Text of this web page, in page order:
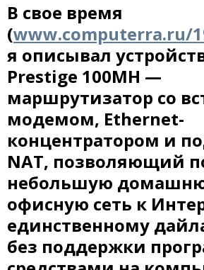
В свое время
(www.computerra.ru/
я описывал
Prestige 100MH —
маршрутизатор со
модемом, Ethernet-
концентратором и
NAT, позволяющий
небольшую
офисную сеть к
единственному
без поддержки